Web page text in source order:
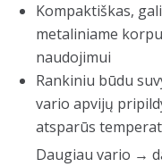
Kompaktiškas,
metaliniame
naudojimui
Rankiniu būdu
vario apvijų
atsparūs
Daugiau vario →